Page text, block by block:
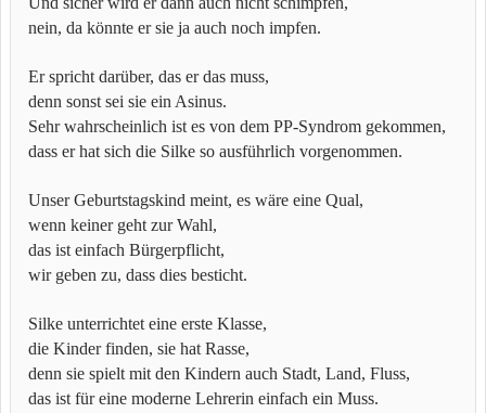
nein, da könnte er sie ja auch noch impfen.
Er spricht darüber, das er das muss,
denn sonst sei sie ein Asinus.
Sehr wahrscheinlich ist es von dem PP-Syndrom gekommen,
dass er hat sich die Silke so ausführlich vorgenommen.
Unser Geburtstagskind meint, es wäre eine Qual,
wenn keiner geht zur Wahl,
das ist einfach Bürgerpflicht,
wir geben zu, dass dies besticht.
Silke unterrichtet eine erste Klasse,
die Kinder finden, sie hat Rasse,
denn sie spielt mit den Kindern auch Stadt, Land, Fluss,
das ist für eine moderne Lehrerin einfach ein Muss.